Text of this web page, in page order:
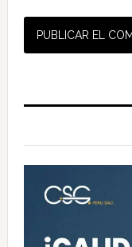
Barra
principal